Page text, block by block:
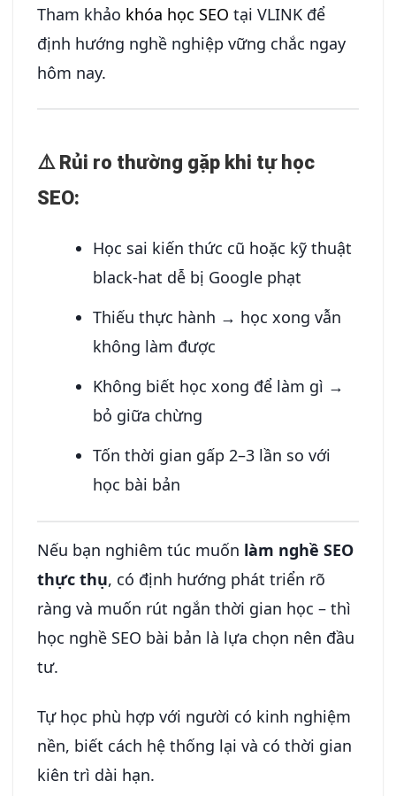
Tham khảo khóa học SEO tại VLINK để
định hướng nghề nghiệp vững chắc ngay
hôm nay.
⚠️ Rủi ro thường gặp khi tự học
SEO:
Học sai kiến thức cũ hoặc kỹ thuật
black-hat dễ bị Google phạt
Thiếu thực hành → học xong vẫn
không làm được
Không biết học xong để làm gì →
bỏ giữa chừng
Tốn thời gian gấp 2–3 lần so với
học bài bản
Nếu bạn nghiêm túc muốn làm nghề SEO
thực thụ, có định hướng phát triển rõ
ràng và muốn rút ngắn thời gian học – thì
học nghề SEO bài bản là lựa chọn nên đầu
tư.
Tự học phù hợp với người có kinh nghiệm
nền, biết cách hệ thống lại và có thời gian
kiên trì dài hạn.